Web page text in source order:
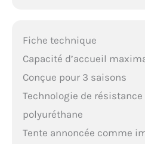
Fiche technique
Capacité d’accueil
Conçue pour 3 saisons
Technologie de résistance
polyuréthane
Tente annoncée comme